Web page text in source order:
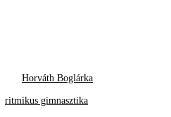
Horváth Boglárka
ritmikus gimnasztika